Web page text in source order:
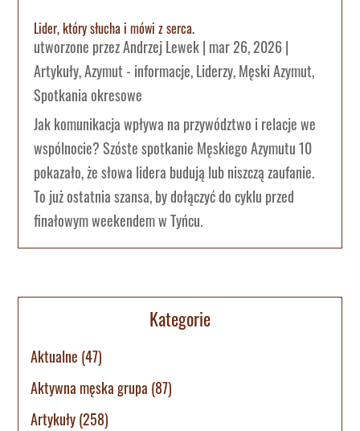
Lider, który słucha i mówi z serca.
utworzone przezAndrzej Lewek| mar 26, 2026|
Artykuły,Azymut - informacje,Liderzy,Męski Azymut,
Spotkania okresowe
Jak komunikacja wpływa na przywództwo i relacje we
wspólnocie? Szóste spotkanie Męskiego Azymutu 10
pokazało, że słowa lidera budują lub niszczą zaufanie.
To już ostatnia szansa, by dołączyć do cyklu przed
finałowym weekendem w Tyńcu.
Kategorie
Aktualne (47)
Aktywna męska grupa (87)
Artykuły(258)